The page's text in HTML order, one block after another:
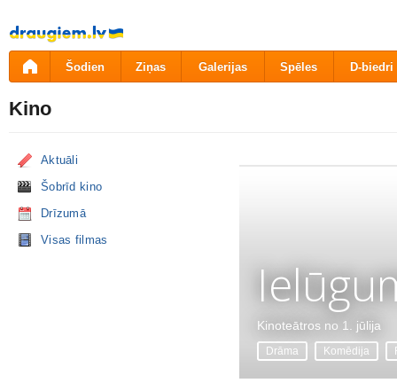
Pāriet
uz
saturu
Šodien Ziņas Galerijas Spēles D-biedri
Kino
Aktuāli
Šobrīd kino
Drīzumā
Visas filmas
Kinoteātros no 1. jūlija
Drāma Komēdija